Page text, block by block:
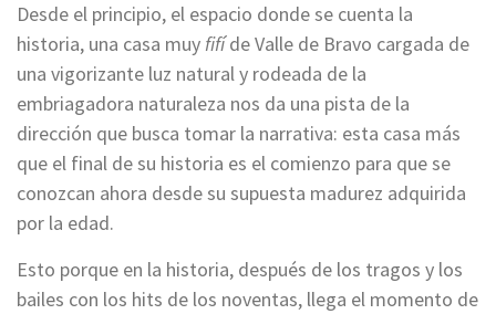
Desde el principio, el espacio donde se cuenta la
historia, una casa muy fifíde Valle de Bravo cargada de
una vigorizante luz natural y rodeada de la
embriagadora naturaleza nos da una pista de la
dirección que busca tomar la narrativa: esta casa más
que el final de su historia es el comienzo para que se
conozcan ahora desde su supuesta madurez adquirida
por la edad.
Esto porque en la historia, después de los tragos y los
bailes con los hits de los noventas, llega el momento de